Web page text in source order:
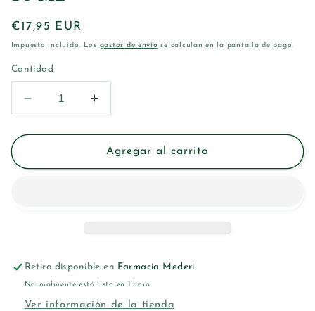
Precio
habitual
€17,95 EUR
Impuesto incluido. Los gastos de envío se calculan en la pantalla de pago.
Cantidad
Reducir
cantidad
para
LUBRIPIU
Aumentar
cantidad
para
CUMLAUDE
LUBRIPIU
Agregar al carrito
Retiro disponible en Farmacia Mederi
Normalmente está listo en 1 hora
Ver información de la tienda